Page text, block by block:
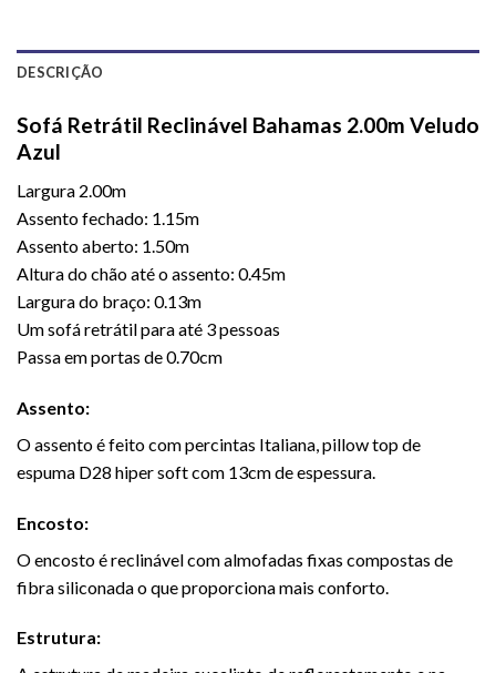
DESCRIÇÃO
Sofá Retrátil Reclinável Bahamas 2.00m Veludo
Azul
Largura 2.00m
Assento fechado: 1.15m
Assento aberto: 1.50m
Altura do chão até o assento: 0.45m
Largura do braço: 0.13m
Um sofá retrátil para até 3 pessoas
Passa em portas de 0.70cm
Assento:
O assento é feito com percintas Italiana, pillow top de
espuma D28 hiper soft com 13cm de espessura.
Encosto:
O encosto é reclinável com almofadas fixas compostas de
fibra siliconada o que proporciona mais conforto.
Estrutura: